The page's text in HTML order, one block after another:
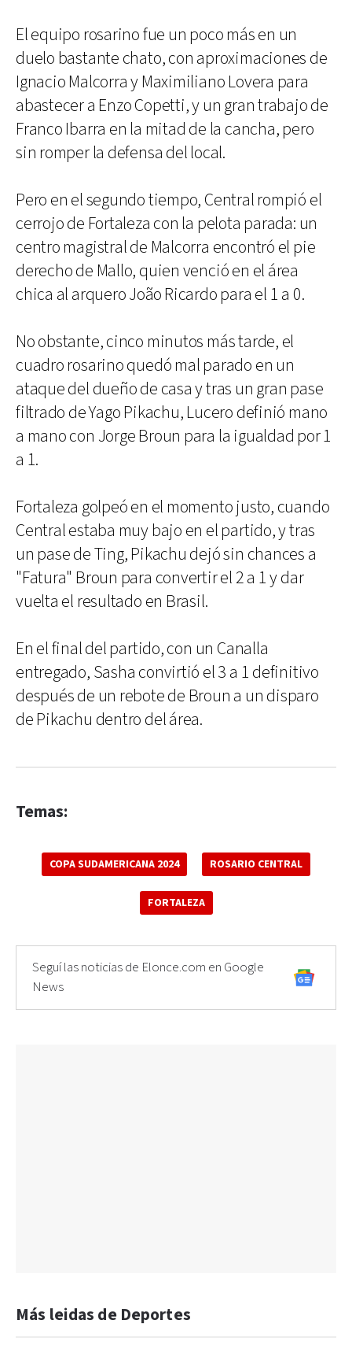
El equipo rosarino fue un poco más en un
duelo bastante chato, con aproximaciones de
Ignacio Malcorra y Maximiliano Lovera para
abastecer a Enzo Copetti, y un gran trabajo de
Franco Ibarra en la mitad de la cancha, pero
sin romper la defensa del local.
Pero en el segundo tiempo, Central rompió el
cerrojo de Fortaleza con la pelota parada: un
centro magistral de Malcorra encontró el pie
derecho de Mallo, quien venció en el área
chica al arquero João Ricardo para el 1 a 0.
No obstante, cinco minutos más tarde, el
cuadro rosarino quedó mal parado en un
ataque del dueño de casa y tras un gran pase
filtrado de Yago Pikachu, Lucero definió mano
a mano con Jorge Broun para la igualdad por 1
a 1.
Fortaleza golpeó en el momento justo, cuando
Central estaba muy bajo en el partido, y tras
un pase de Ting, Pikachu dejó sin chances a
"Fatura" Broun para convertir el 2 a 1 y dar
vuelta el resultado en Brasil.
En el final del partido, con un Canalla
entregado, Sasha convirtió el 3 a 1 definitivo
después de un rebote de Broun a un disparo
de Pikachu dentro del área.
Temas:
COPA SUDAMERICANA 2024 ROSARIO CENTRAL
FORTALEZA
Seguí las noticias de Elonce.com en Google
News
Más leidas de Deportes